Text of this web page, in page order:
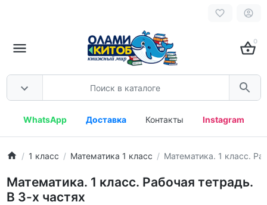
0
WhatsApp Доставка Контакты Instagram
1 класс Математика 1 класс Математика. 1 класс.
Математика. 1 класс. Рабочая тетрадь.
В 3-х частях